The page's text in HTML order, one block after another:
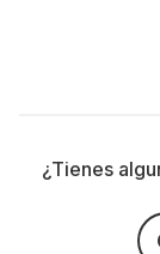
¿Tienes